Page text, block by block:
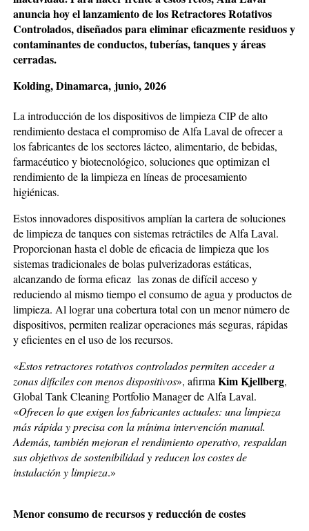
anuncia hoy el lanzamiento de los Retractores Rotativos
Controlados, diseñados para eliminar eficazmente residuos y
contaminantes de conductos, tuberías, tanques y áreas
cerradas.
Kolding, Dinamarca, junio, 2026
La introducción de los dispositivos de limpieza CIP de alto
rendimiento destaca el compromiso de Alfa Laval de ofrecer a
los fabricantes de los sectores lácteo, alimentario, de bebidas,
farmacéutico y biotecnológico, soluciones que optimizan el
rendimiento de la limpieza en líneas de procesamiento
higiénicas.
Estos innovadores dispositivos amplían la cartera de soluciones
de limpieza de tanques con sistemas retráctiles de Alfa Laval.
Proporcionan hasta el doble de eficacia de limpieza que los
sistemas tradicionales de bolas pulverizadoras estáticas,
alcanzando de forma eficaz las zonas de difícil acceso y
reduciendo al mismo tiempo el consumo de agua y productos de
limpieza. Al lograr una cobertura total con un menor número de
dispositivos, permiten realizar operaciones más seguras, rápidas
y eficientes en el uso de los recursos.
«Estos retractores rotativos controlados permiten acceder a
zonas difíciles con menos dispositivos», afirmaKim Kjellberg,
Global Tank Cleaning Portfolio Manager de Alfa Laval.
«Ofrecen lo que exigen los fabricantes actuales: una limpieza
más rápida y precisa con la mínima intervención manual.
Además, también mejoran el rendimiento operativo, respaldan
sus objetivos de sostenibilidad y reducen los costes de
instalación y limpieza.»
Menor consumo de recursos y reducción de costes